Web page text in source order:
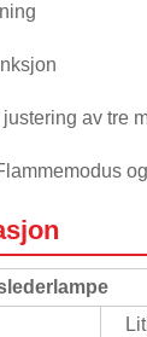
av tre
Lampe